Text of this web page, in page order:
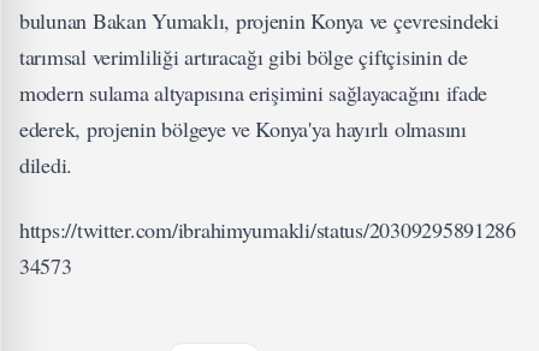
bulunan Bakan Yumaklı, projenin Konya ve çevresindeki
tarımsal verimliliği artıracağı gibi bölge çiftçisinin de
modern sulama altyapısına erişimini sağlayacağını ifade
ederek, projenin bölgeye ve Konya'ya hayırlı olmasını
diledi.
https://twitter.com/ibrahimyumakli/status/20309295891286
34573